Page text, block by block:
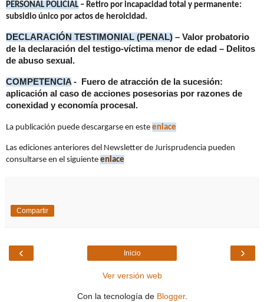
PERSONAL POLICIAL – Retiro por incapacidad total y permanente:
subsidio único por actos de heroicidad.
DECLARACIÓN TESTIMONIAL (PENAL) – Valor probatorio
de la declaración del testigo-víctima menor de edad – Delitos
de abuso sexual.
COMPETENCIA - Fuero de atracción de la sucesión:
aplicación al caso de acciones posesorias por razones de
conexidad y economía procesal.
La publicación puede descargarse en esteenlace
Las ediciones anteriores del Newsletter de Jurisprudencia pueden
consultarse en el siguienteenlace
Compartir
‹ ›
Inicio
Ver versión web
Con la tecnología de Blogger.